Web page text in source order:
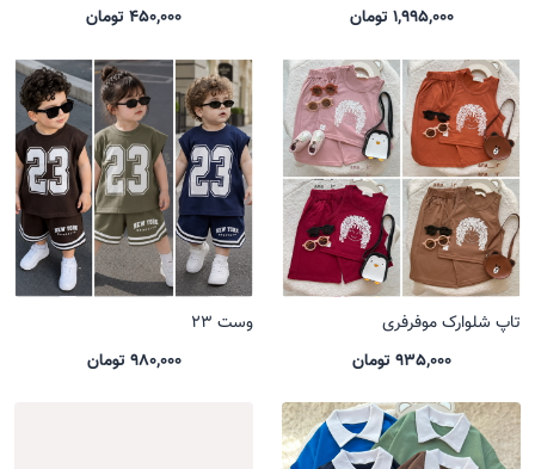
1,995,000 تومان
450,000 تومان
تاپ شلوارک موفرفری
935,000 تومان
وست 23
980,000 تومان